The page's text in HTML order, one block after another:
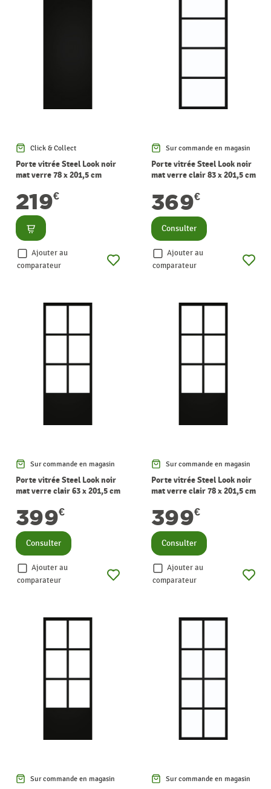
Click & Collect
Porte vitrée Steel Look noir
mat verre 78 x 201,5 cm
219€
Consulter
Ajouter au
comparateur
Sur commande en magasin
Porte vitrée Steel Look noir
mat verre clair 83 x 201,5 cm
369€
Consulter
Ajouter au
comparateur
Sur commande en magasin
Porte vitrée Steel Look noir
mat verre clair 63 x 201,5 cm
399€
Consulter
Ajouter au
comparateur
Sur commande en magasin
Porte vitrée Steel Look noir
mat verre clair 78 x 201,5 cm
399€
Consulter
Ajouter au
comparateur
Sur commande en magasin Sur commande en magasin